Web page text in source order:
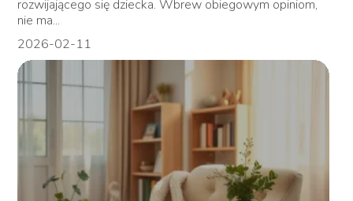
rozwijającego się dziecka. Wbrew obiegowym opiniom,
nie ma...
2026-02-11